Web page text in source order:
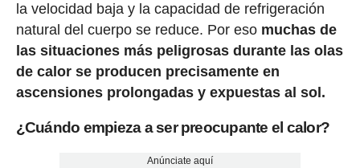
la velocidad baja y la capacidad de refrigeración
natural del cuerpo se reduce. Por esomuchas de
las situaciones más peligrosas durante las olas
de calor se producen precisamente en
ascensiones prolongadas y expuestas al sol.
¿Cuándo empieza a ser preocupante el calor?
Anúnciate aquí